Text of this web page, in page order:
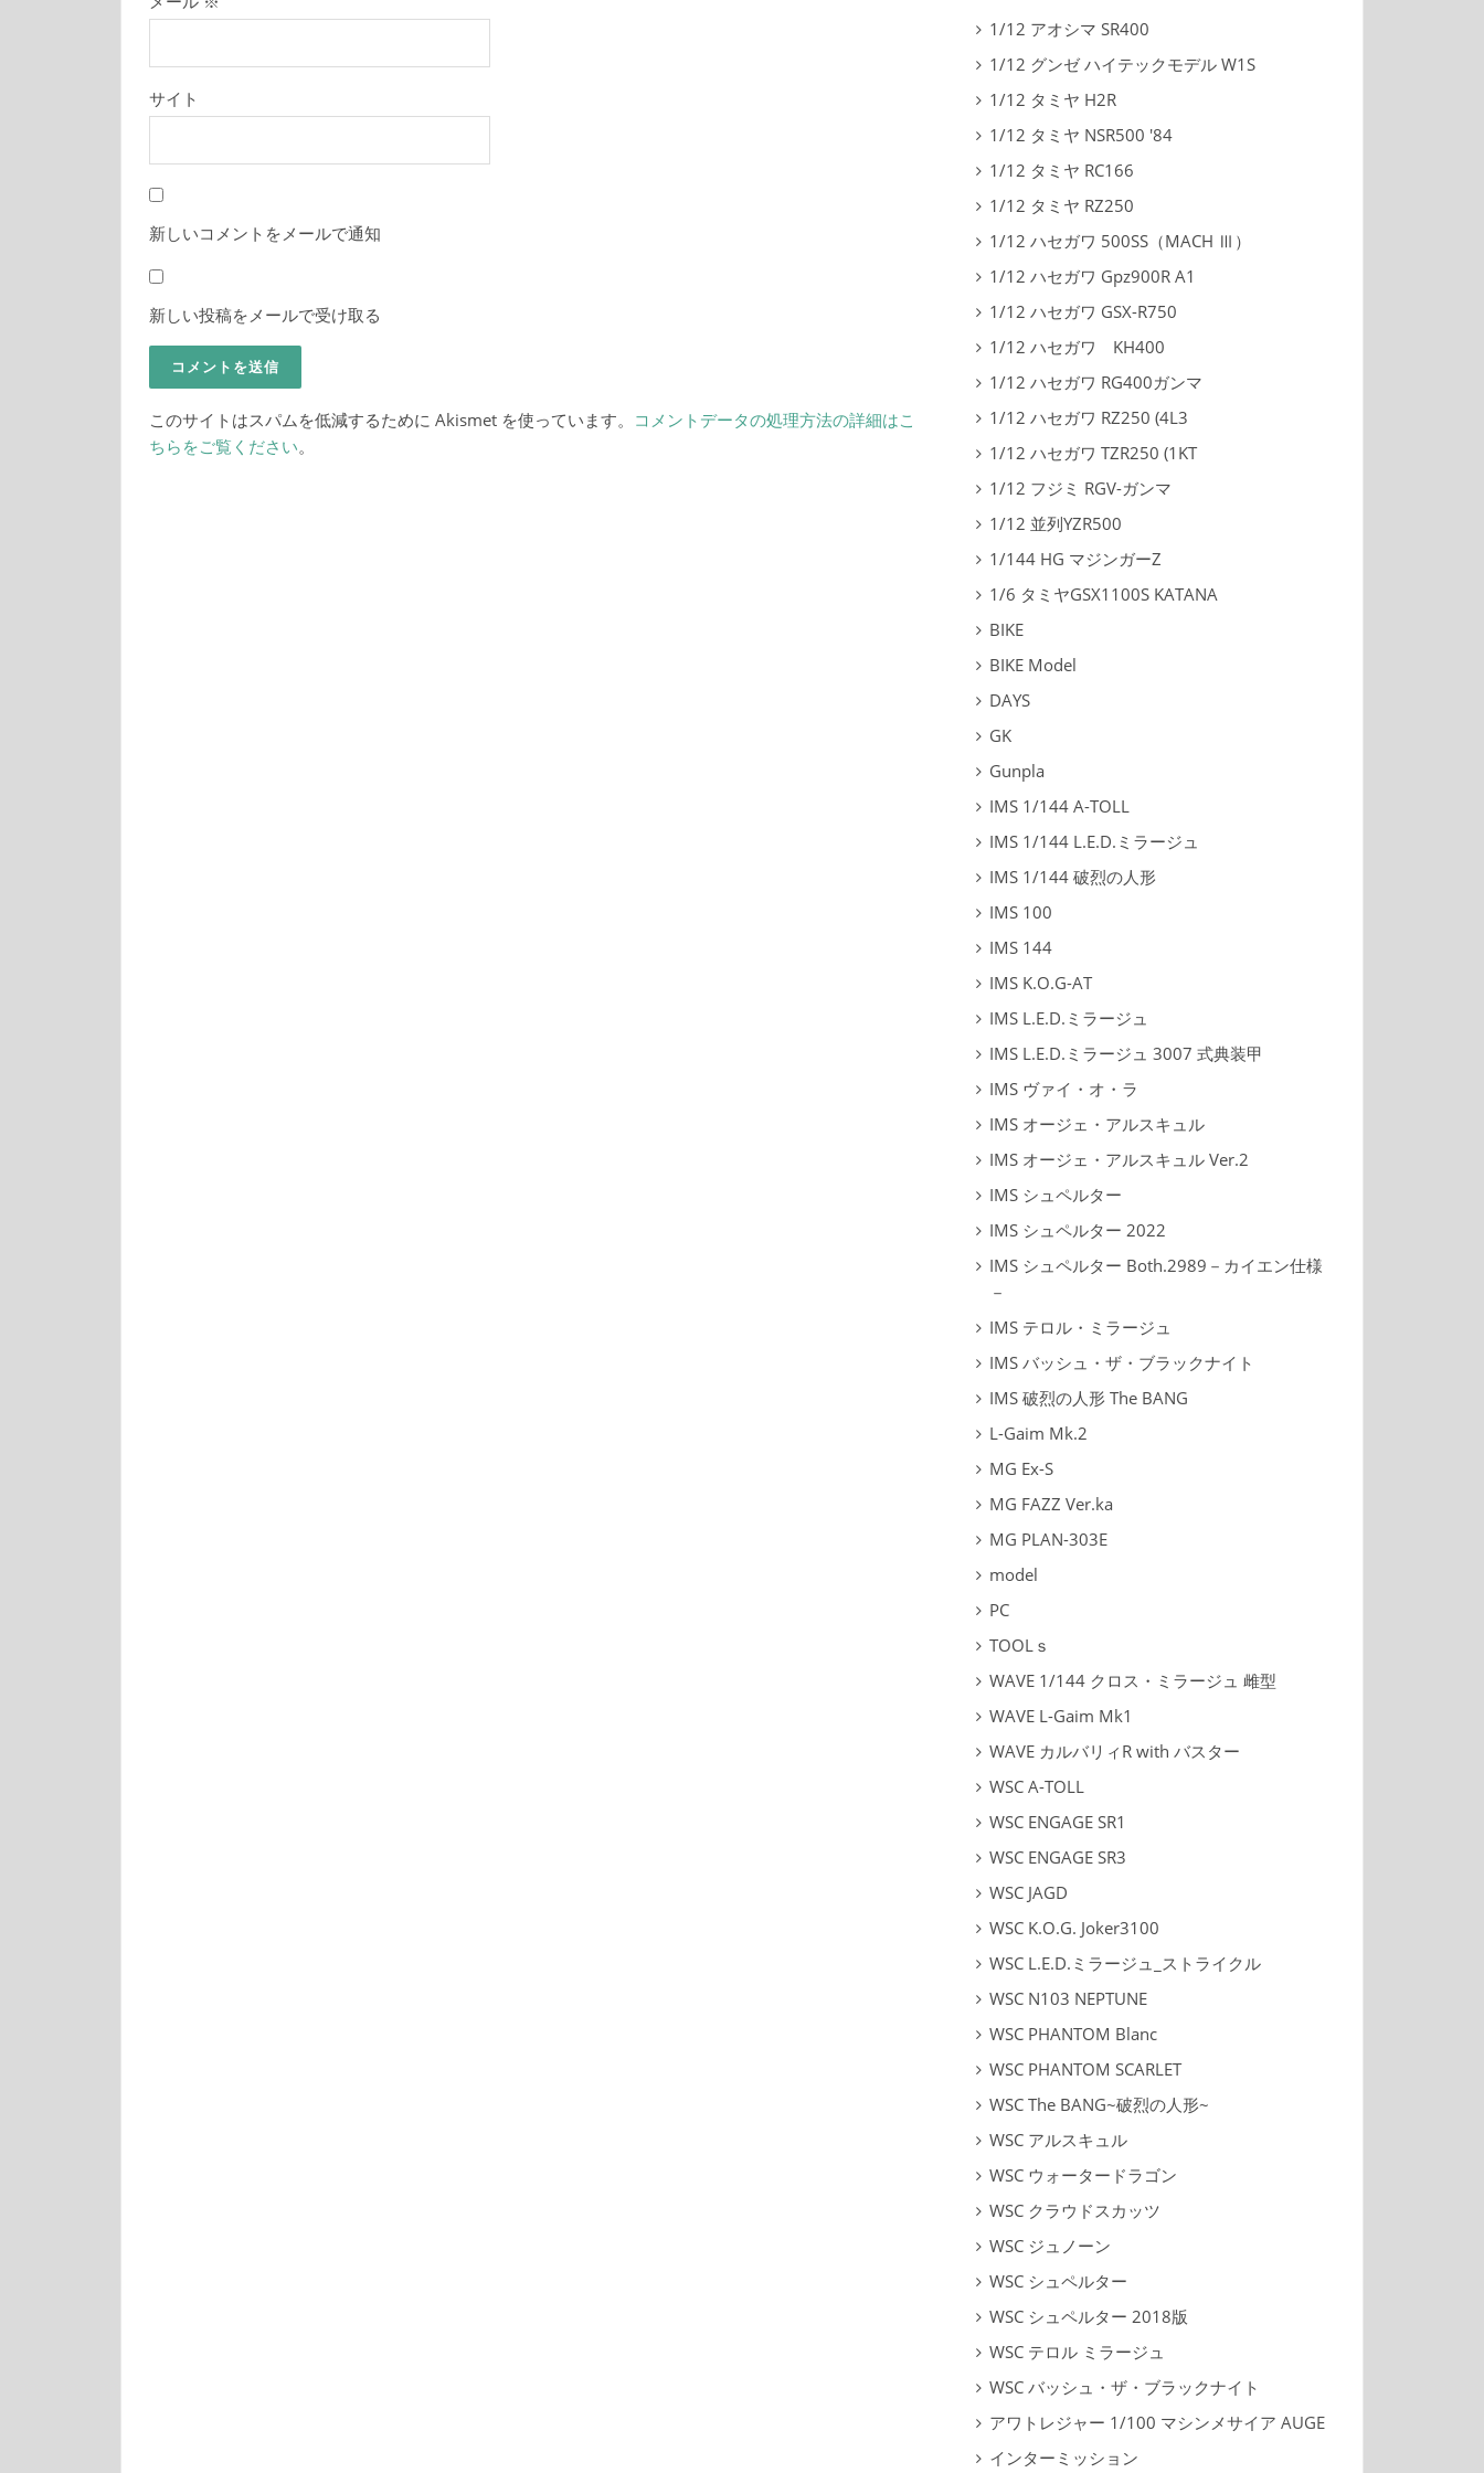
サイト
新しいコメントをメールで通知
新しい投稿をメールで受け取る
このサイトはスパムを低減するために Akismet を使っています。 コメントデータの処理方法の詳細はこ
ちらをご覧ください。
1/12 アオシマ SR400
1/12 グンゼ ハイテックモデル W1S
1/12 タミヤ H2R
1/12 タミヤ NSR500 '84
1/12 タミヤ RC166
1/12 タミヤ RZ250
1/12 ハセガワ 500SS（MACH Ⅲ）
1/12 ハセガワ Gpz900R A1
1/12 ハセガワ GSX-R750
1/12 ハセガワ KH400
1/12 ハセガワ RG400ガンマ
1/12 ハセガワ RZ250 (4L3
1/12 ハセガワ TZR250 (1KT
1/12 フジミ RGV-ガンマ
1/12 並列YZR500
1/144 HG マジンガーZ
1/6 タミヤGSX1100S KATANA
BIKE
BIKE Model
DAYS
GK
Gunpla
IMS 1/144 A-TOLL
IMS 1/144 L.E.D.ミラージュ
IMS 1/144 破烈の人形
IMS 100
IMS 144
IMS K.O.G-AT
IMS L.E.D.ミラージュ
IMS L.E.D.ミラージュ 3007 式典装甲
IMS ヴァイ・オ・ラ
IMS オージェ・アルスキュル
IMS オージェ・アルスキュル Ver.2
IMS シュペルター
IMS シュペルター 2022
IMS シュペルター Both.2989－カイエン仕様
－
IMS テロル・ミラージュ
IMS バッシュ・ザ・ブラックナイト
IMS 破烈の人形 The BANG
L-Gaim Mk.2
MG Ex-S
MG FAZZ Ver.ka
MG PLAN-303E
model
PC
TOOLｓ
WAVE 1/144 クロス・ミラージュ 雌型
WAVE L-Gaim Mk1
WAVE カルバリィR with バスター
WSC A-TOLL
WSC ENGAGE SR1
WSC ENGAGE SR3
WSC JAGD
WSC K.O.G. Joker3100
WSC L.E.D.ミラージュ_ストライクル
WSC N103 NEPTUNE
WSC PHANTOM Blanc
WSC PHANTOM SCARLET
WSC The BANG~破烈の人形~
WSC アルスキュル
WSC ウォータードラゴン
WSC クラウドスカッツ
WSC ジュノーン
WSC シュペルター
WSC シュペルター 2018版
WSC テロル ミラージュ
WSC バッシュ・ザ・ブラックナイト
アワトレジャー 1/100 マシンメサイア AUGE
インターミッション